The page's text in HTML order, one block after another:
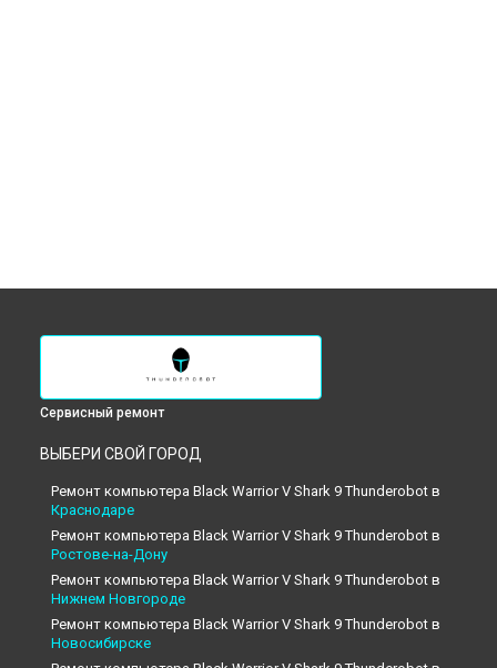
Сервисный ремонт
ВЫБЕРИ СВОЙ ГОРОД
Ремонт компьютера Black Warrior V Shark 9 Thunderobot в
Краснодаре
Ремонт компьютера Black Warrior V Shark 9 Thunderobot в
Ростове-на-Дону
Ремонт компьютера Black Warrior V Shark 9 Thunderobot в
Нижнем Новгороде
Ремонт компьютера Black Warrior V Shark 9 Thunderobot в
Новосибирске